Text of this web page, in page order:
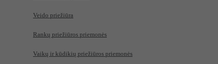
Veido priežiūra
Rankų priežiūros priemonės
Vaikų ir kūdikių priežiūros priemonės